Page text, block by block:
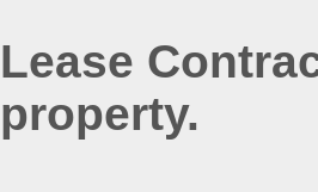
Lease
property.